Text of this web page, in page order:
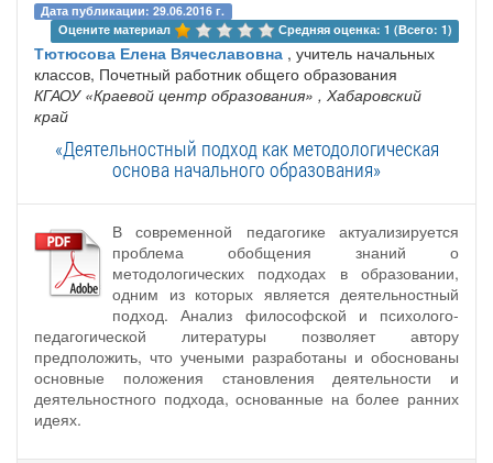
Дата публикации: 29.06.2016 г.
Оцените материал
Средняя оценка: 1 (Всего: 1)
Тютюсова Елена Вячеславовна , учитель начальных
классов, Почетный работник общего образования
КГАОУ «Краевой центр образования» , Хабаровский
край
«Деятельностный подход как методологическая
основа начального образования»
В современной педагогике актуализируется
проблема обобщения знаний о
методологических подходах в образовании,
одним из которых является деятельностный
подход. Анализ философской и психолого-
педагогической литературы позволяет автору
предположить, что учеными разработаны и обоснованы
основные положения становления деятельности и
деятельностного подхода, основанные на более ранних
идеях.